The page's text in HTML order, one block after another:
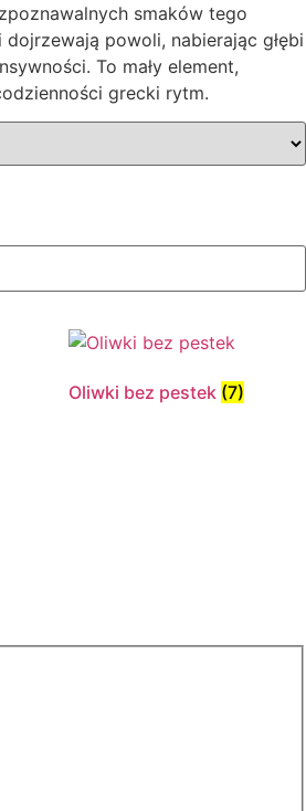
smaków tego
powoli, nabierając głębi
To mały element,
grecki rytm.
Oliwki bez pestek (7)